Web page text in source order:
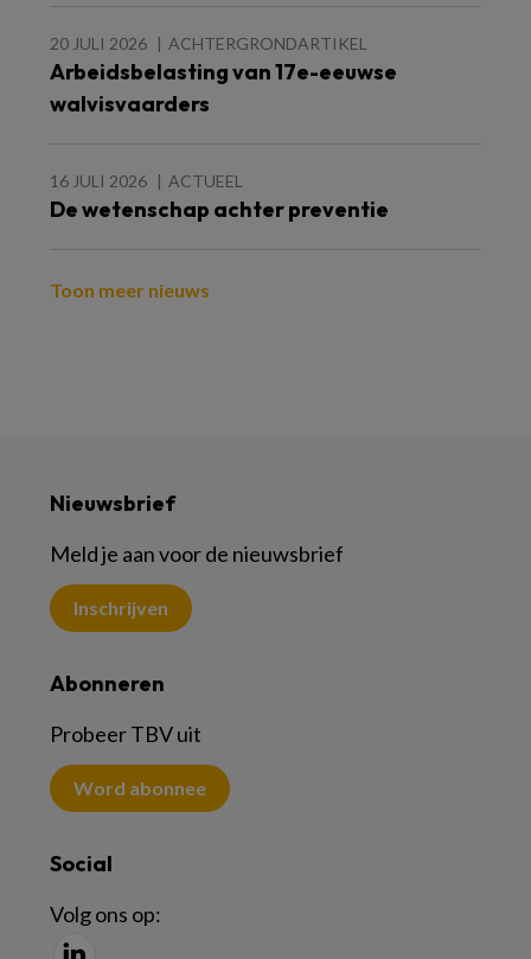
20 JULI 2026 ACHTERGRONDARTIKEL
Arbeidsbelasting van 17e-eeuwse
walvisvaarders
16 JULI 2026 ACTUEEL
De wetenschap achter preventie
Toon meer nieuws
Nieuwsbrief
Meld je aan voor de nieuwsbrief
Inschrijven
Abonneren
Probeer TBV uit
Word abonnee
Social
Volg ons op: